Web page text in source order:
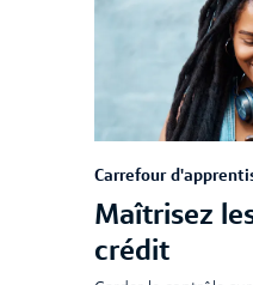
Carrefour
Maîtrisez
crédit